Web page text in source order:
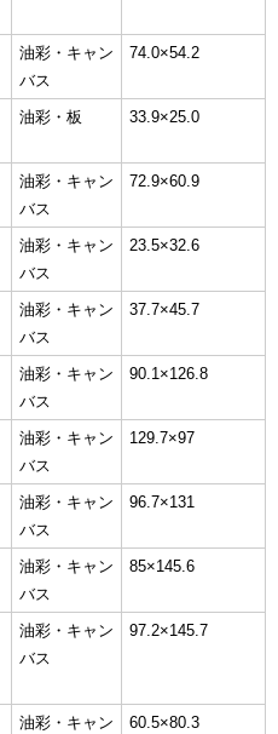
油彩・キャン
バス
74.0×54.2
油彩・板 33.9×25.0
油彩・キャン
バス
72.9×60.9
油彩・キャン
バス
23.5×32.6
油彩・キャン
バス
37.7×45.7
油彩・キャン
バス
90.1×126.8
油彩・キャン
バス
129.7×97
油彩・キャン
バス
96.7×131
油彩・キャン
バス
85×145.6
油彩・キャン
バス
97.2×145.7
油彩・キャン
60.5×80.3